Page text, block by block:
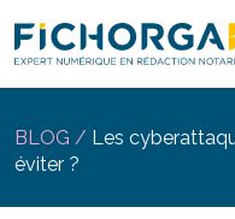
BLOG / Les
éviter ?